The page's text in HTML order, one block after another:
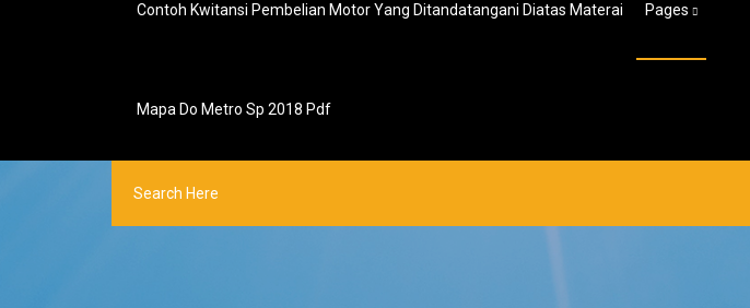
Contoh Kwitansi Pembelian Motor Yang Ditandatangani Diatas Materai Pages
Mapa Do Metro Sp 2018 Pdf